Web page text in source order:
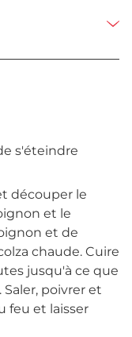
s'éteindre
découper le
et le
et de
chaude. Cuire
jusqu'à ce que
poivrer et
feu et laisser